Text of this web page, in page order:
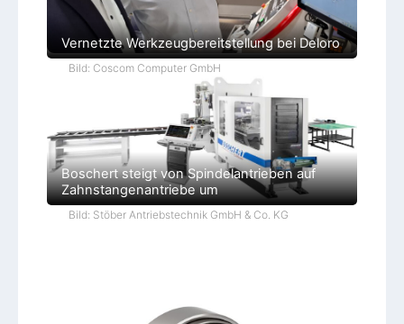
Vernetzte Werkzeugbereitstellung bei Deloro
Bild: Coscom Computer GmbH
Boschert steigt von Spindelantrieben auf
Zahnstangenantriebe um
Bild: Stöber Antriebstechnik GmbH & Co. KG